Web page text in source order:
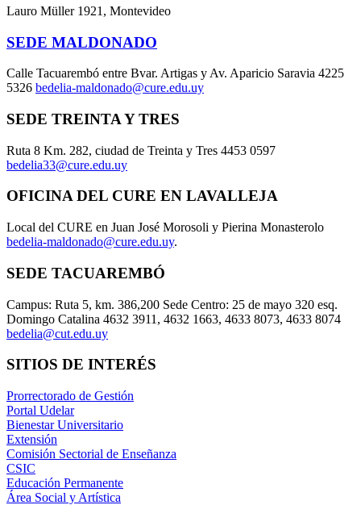
Lauro Müller 1921, Montevideo
SEDE MALDONADO
Calle Tacuarembó entre Bvar. Artigas y Av. Aparicio Saravia 4225
5326 bedelia-maldonado@cure.edu.uy
SEDE TREINTA Y TRES
Ruta 8 Km. 282, ciudad de Treinta y Tres 4453 0597
bedelia33@cure.edu.uy
OFICINA DEL CURE EN LAVALLEJA
Local del CURE en Juan José Morosoli y Pierina Monasterolo
bedelia-maldonado@cure.edu.uy.
SEDE TACUAREMBÓ
Campus: Ruta 5, km. 386,200 Sede Centro: 25 de mayo 320 esq.
Domingo Catalina 4632 3911, 4632 1663, 4633 8073, 4633 8074
bedelia@cut.edu.uy
SITIOS DE INTERÉS
Prorrectorado de Gestión
Portal Udelar
Bienestar Universitario
Extensión
Comisión Sectorial de Enseñanza
CSIC
Educación Permanente
Área Social y Artística